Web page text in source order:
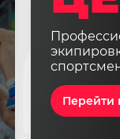
Перейти